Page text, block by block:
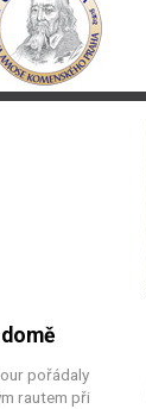
pořádaly
rautem při